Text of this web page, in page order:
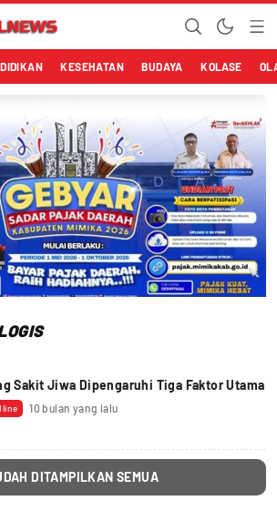
Hati BeningKESEHATAN BUDAYA KOLASE
Sakit Jiwa Dipengaruhi Tiga Faktor Utama
10 bulan yang lalu
DITAMPILKAN SEMUA